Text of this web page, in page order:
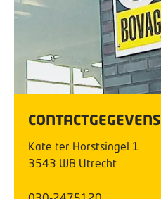
CONTACTGEGEVENS
Kate ter Horstsingel 1
3543 WB Utrecht